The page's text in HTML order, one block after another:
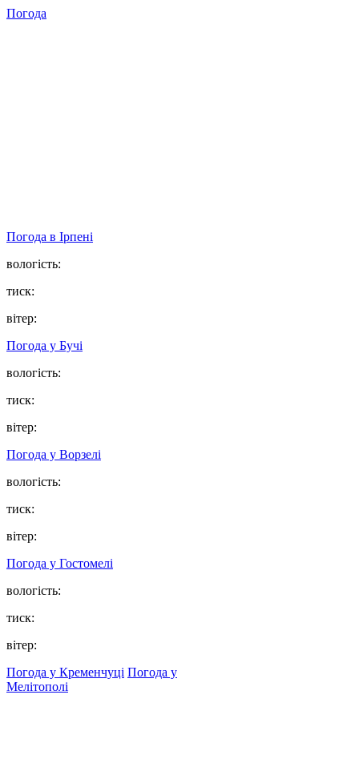
Погода
Погода в Ірпені
вологість:
тиск:
вітер:
Погода у Бучі
вологість:
тиск:
вітер:
Погода у Ворзелі
вологість:
тиск:
вітер:
Погода у Гостомелі
вологість:
тиск:
вітер:
Погода у Кременчуці Погода у
Мелітополі